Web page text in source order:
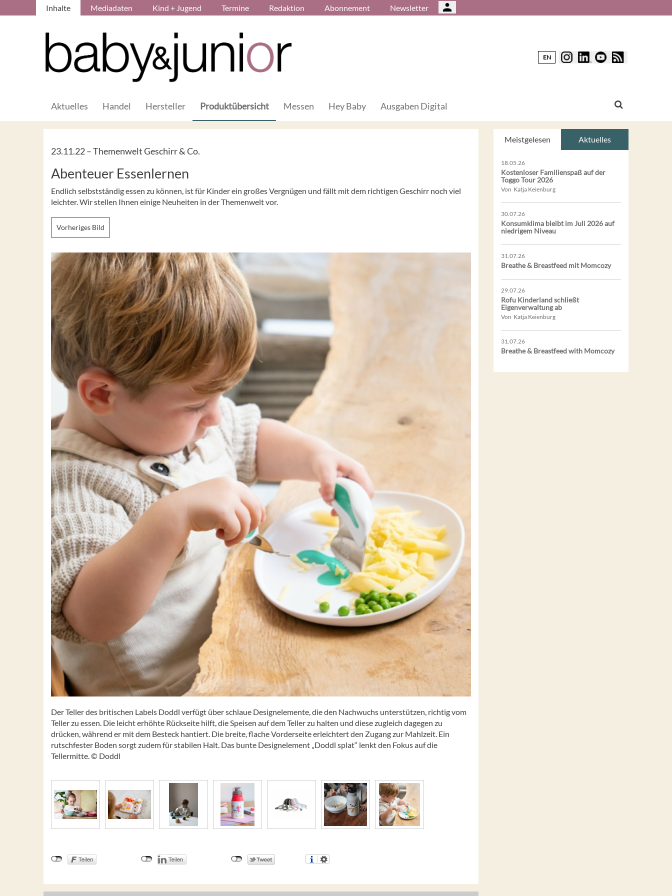
Inhalte Mediadaten Kind + Jugend Termine Redaktion Abonnement Newsletter
EN
Aktuelles Handel Hersteller Produktübersicht Messen Hey Baby Ausgaben Digital
23.11.22 –Themenwelt Geschirr & Co.
Abenteuer Essenlernen
Endlich selbstständig essen zu können, ist für Kinder ein großes Vergnügen und fällt mit dem richtigen Geschirr noch viel
leichter. Wir stellen Ihnen einige Neuheiten in der Themenwelt vor.
Vorheriges Bild
Der Teller des britischen Labels Doddl verfügt über schlaue Designelemente, die den Nachwuchs unterstützen, richtig vom
Teller zu essen. Die leicht erhöhte Rückseite hilft, die Speisen auf dem Teller zu halten und diese zugleich dagegen zu
drücken, während er mit dem Besteck hantiert. Die breite, flache Vorderseite erleichtert den Zugang zur Mahlzeit. Ein
rutschfester Boden sorgt zudem für stabilen Halt. Das bunte Designelement „Doddl splat“ lenkt den Fokus auf die
Tellermitte. © Doddl
Meistgelesen Aktuelles
18.05.26
Kostenloser Familienspaß auf der
Toggo Tour 2026
Von Katja Keienburg
30.07.26
Konsumklima bleibt im Juli 2026 auf
niedrigem Niveau
31.07.26
Breathe & Breastfeed mit Momcozy
29.07.26
Rofu Kinderland schließt
Eigenverwaltung ab
Von Katja Keienburg
31.07.26
Breathe & Breastfeed with Momcozy